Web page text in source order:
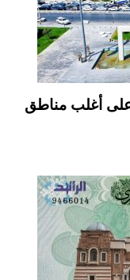
على أغلب مناطق